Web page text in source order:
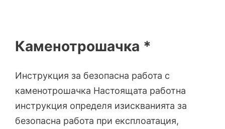
Каменотрошачка *
Инструкция за безопасна работа с
каменотрошачка Настоящата работна
инструкция определя изискванията за
безопасна работа при експлоатация,